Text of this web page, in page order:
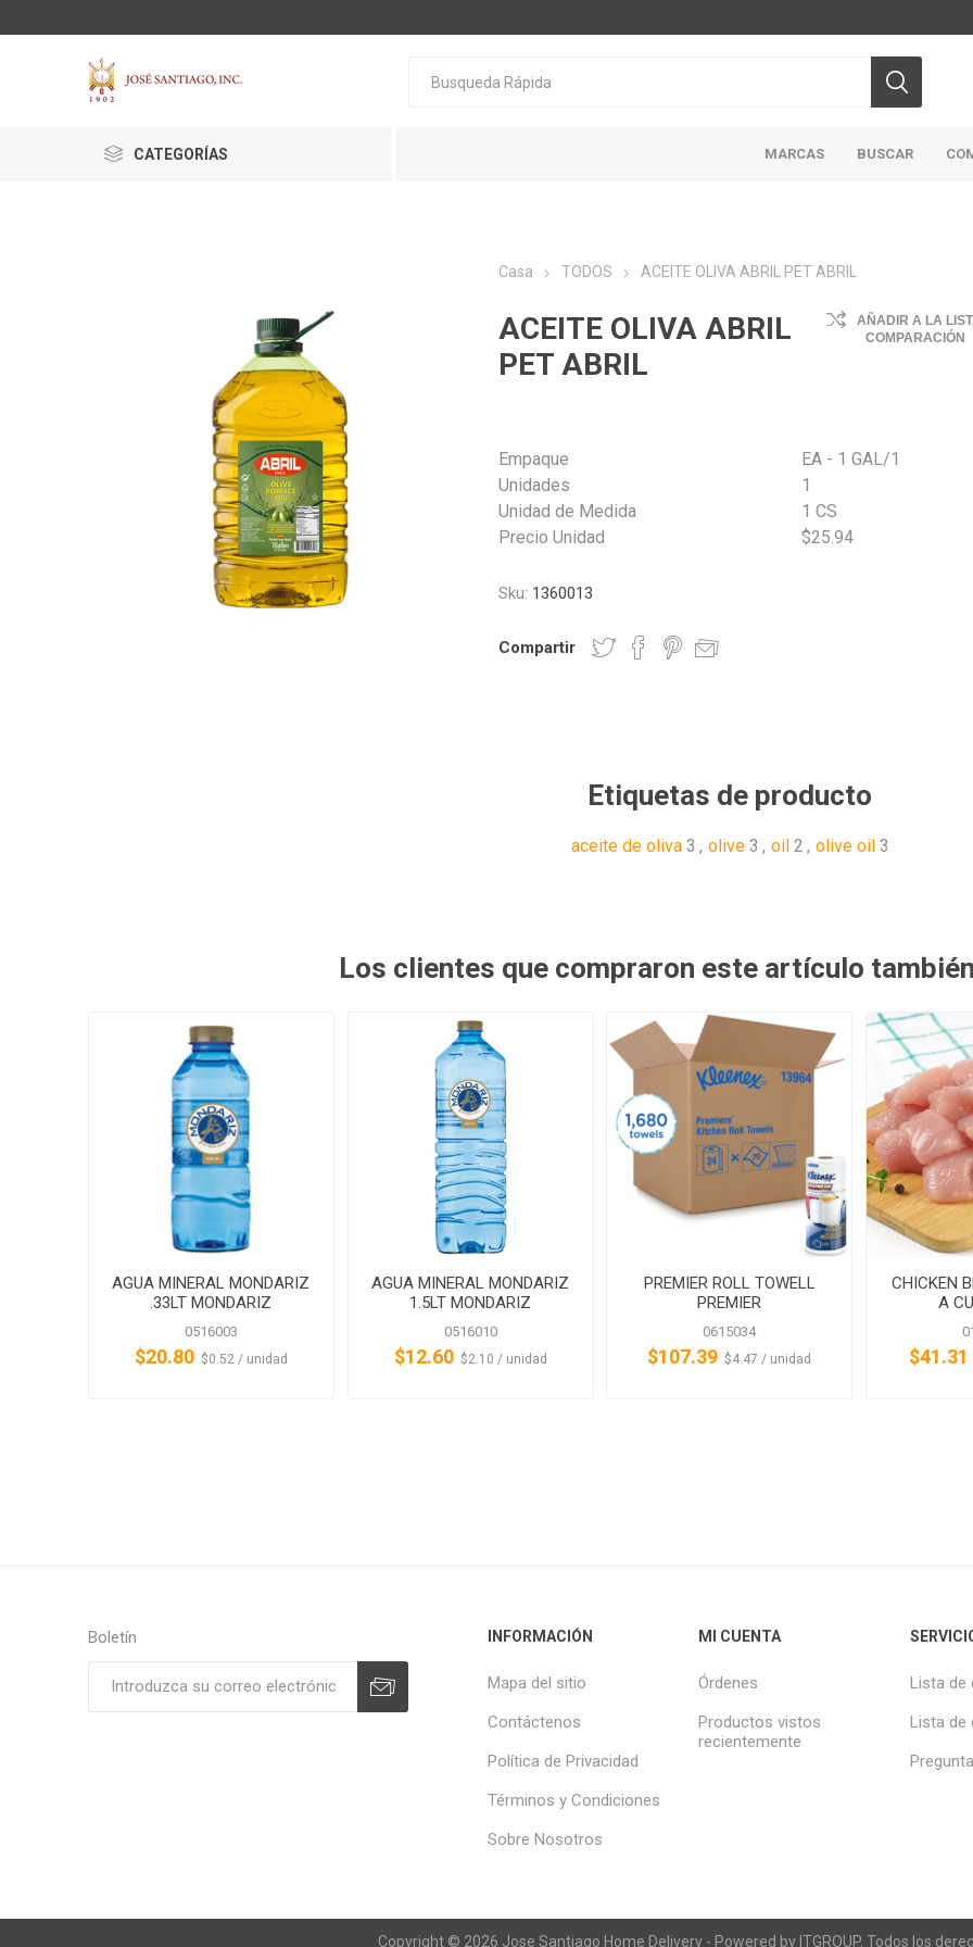
CATEGORÍAS MARCAS
ALGNCECM CICLON/ACTIVA DOMINION HIGHLINER
MAR
ABIERTO
ULTRAFORCE
BUSCAR
Casa TODOS ACEITE OLIVA ABRIL PET ABRIL
ACEITE OLIVA ABRIL
PET ABRIL
AÑADIR A LA
COMPARACIÓN
Empaque
EA - 1 GAL/1
Unidades
1
Unidad de Medida
1 CS
Precio Unidad
$25.94
Sku: 1360013
Compartir
Etiquetas de producto
aceite de oliva 3 , olive 3 , oil 2 , olive oil 3
Los clientes que compraron este artículo
AGUA MINERAL MONDARIZ
.33LT MONDARIZ
0516003
$20.80 ‏‏‎ ‎‏‏‎ ‎$0.52 / unidad
AGUA MINERAL MONDARIZ
1.5LT MONDARIZ
0516010
$12.60 ‏‏‎ ‎‏‏‎ ‎$2.10 / unidad
PREMIER ROLL TOWELL
PREMIER
0615034
$107.39 ‏‏‎ ‎‏‏‎ ‎$4.47 / unidad
CHICKEN
A
$41.31
Boletín INFORMACIÓN
Mapa del sitio
Contáctenos
Política de Privacidad
Términos y Condiciones
Sobre Nosotros
MI CUENTA
Órdenes
Productos vistos
recientemente
Lista de
Lista de
Copyright © 2026 Jose Santiago Home Delivery - Powered by ITGROUP. Todos los